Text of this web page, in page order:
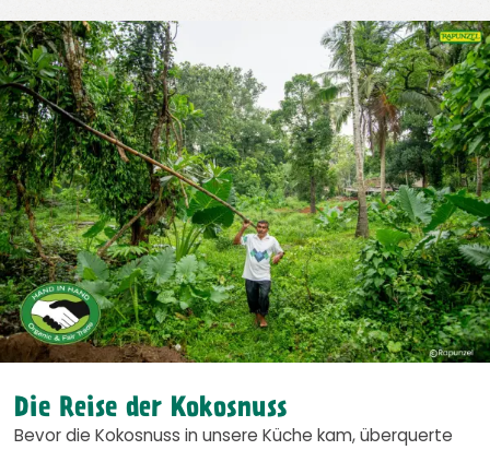
Die Reise der Kokosnuss
Bevor die Kokosnuss in unsere Küche kam, überquerte